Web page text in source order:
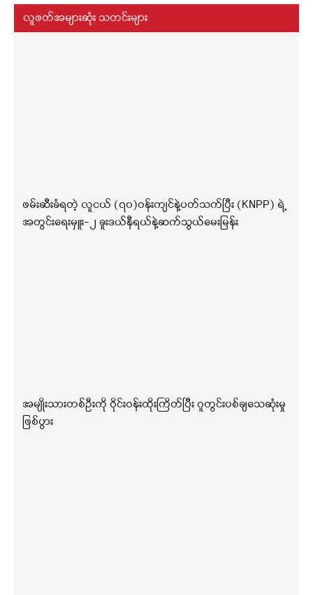
လူဖတ်အများဆုံး သတင်းများ
ဖမ်းဆီးခံရတဲ့ လူငယ် (၇၀)ဝန်းကျင်နဲ့ပတ်သက်ပြီး (KNPP) ရဲ့
အတွင်းရေးမှူး-၂ ခူးဒယ်နီရယ်နဲ့ဆက်သွယ်မေးမြန်း
အမျိုးသားတစ်ဦးကို ဝိုင်းဝန်းထိုးကြိတ်ပြီး ဂူတွင်းပစ်ချသေဆုံးမှု
ဖြစ်ပွား